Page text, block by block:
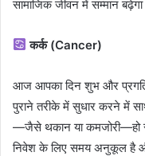
सामाजिक जीवन में सम्मान
कर्क (Cancer)
आज आपका दिन शुभ और
पुराने तरीके में सुधार करने में
—जैसे थकान या कमजोरी—हो
निवेश के लिए समय अनुकूल है